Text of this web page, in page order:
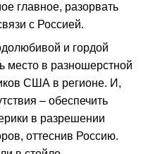
главное, разорвать
с Россией.
и гордой
место в разношерстной
США в регионе. И,
– обеспечить
в разрешении
оттеснив Россию.